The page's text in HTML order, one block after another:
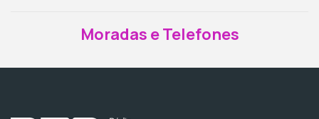
Moradas e Telefones